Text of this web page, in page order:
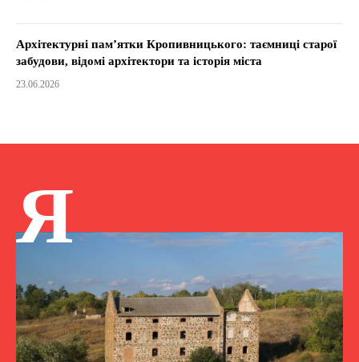
Архітектурні пам’ятки Кропивницького: таємниці старої
забудови, відомі архітектори та історія міста
23.06.2026
Я